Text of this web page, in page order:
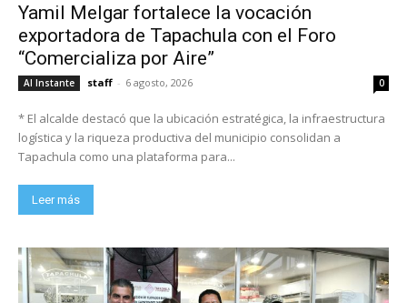
Yamil Melgar fortalece la vocación
exportadora de Tapachula con el Foro
“Comercializa por Aire”
Al Instante staff - 6 agosto, 2026 0
* El alcalde destacó que la ubicación estratégica, la infraestructura
logística y la riqueza productiva del municipio consolidan a
Tapachula como una plataforma para...
Leer más